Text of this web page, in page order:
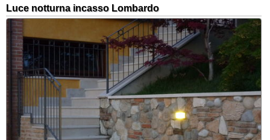
Luce notturna incasso Lombardo